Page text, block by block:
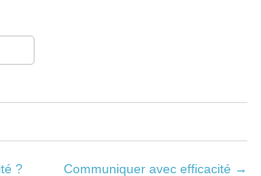
? Communiquer avec efficacité →